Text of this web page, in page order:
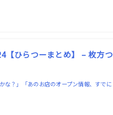
【ひらつーまとめ】 – 枚方つ
な？」「あのお店のオープン情報、すでに